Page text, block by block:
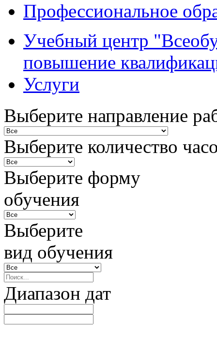
Профессиональное
Учебный центр
повышение
Услуги
Выберите направление
Выберите количество
Выберите форму
обучения
Выберите
вид обучения
Диапазон дат